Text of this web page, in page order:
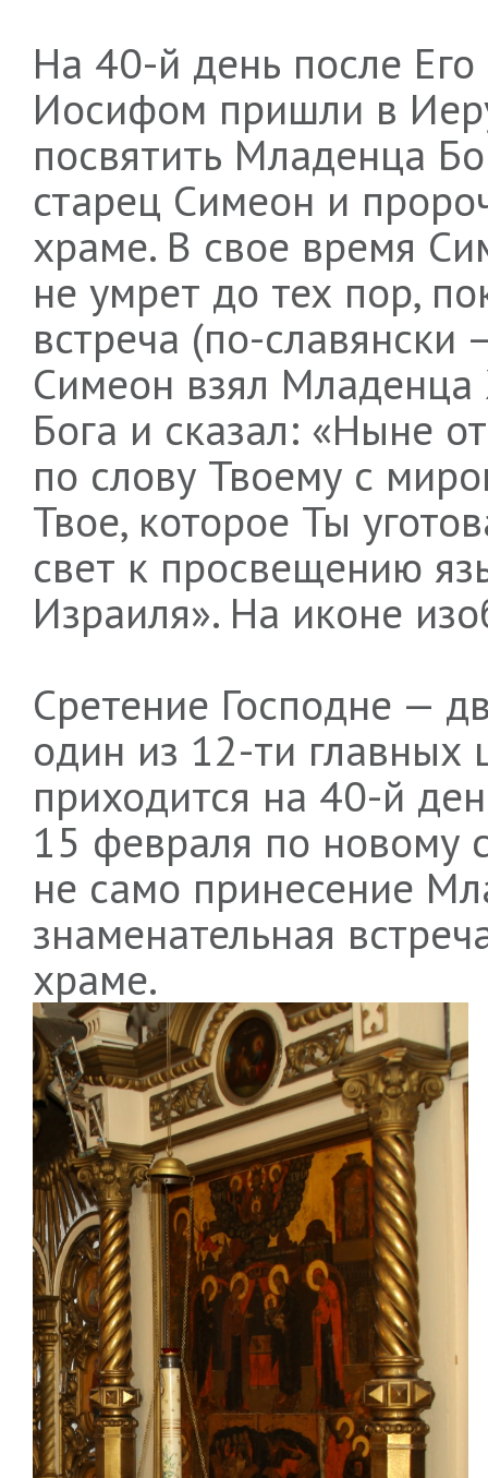
На 40-й день после
Иосифом пришли в
посвятить Младенца
старец Симеон и
храме. В свое время
не умрет до тех пор,
встреча (по-
Симеон взял Младенца
Бога и сказал: «Ныне
по слову Твоему с
Твое, которое Ты
свет к просвещению
Израиля». На иконе
Сретение Господне —
один из 12-ти главных
приходится на 40-й
15 февраля по новому
не само принесение
знаменательная
храме.